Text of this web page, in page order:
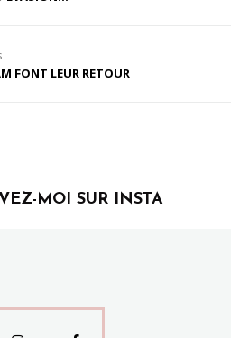
FONT LEUR RETOUR
MOI SUR INSTA